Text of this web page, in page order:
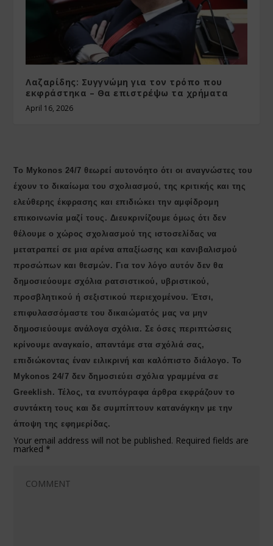
Λαζαρίδης: Συγγνώμη για τον τρόπο που
εκφράστηκα – Θα επιστρέψω τα χρήματα
April 16, 2026
Το Mykonos 24/7 θεωρεί αυτονόητο ότι οι αναγνώστες του
έχουν το δικαίωμα του σχολιασμού, της κριτικής και της
ελεύθερης έκφρασης και επιδιώκει την αμφίδρομη
επικοινωνία μαζί τους. Διευκρινίζουμε όμως ότι δεν
θέλουμε ο χώρος σχολιασμού της ιστοσελίδας να
μετατραπεί σε μια αρένα απαξίωσης και κανιβαλισμού
προσώπων και θεσμών. Για τον λόγο αυτόν δεν θα
δημοσιεύουμε σχόλια ρατσιστικού, υβριστικού,
προσβλητικού ή σεξιστικού περιεχομένου. Έτσι,
επιφυλασσόμαστε του δικαιώματός μας να μην
δημοσιεύουμε ανάλογα σχόλια. Σε όσες περιπτώσεις
κρίνουμε αναγκαίο, απαντάμε στα σχόλιά σας,
επιδιώκοντας έναν ειλικρινή και καλόπιστο διάλογο. Το
Μykonos 24/7 δεν δημοσιεύει σχόλια γραμμένα σε
Greeklish. Τέλος, τα ενυπόγραφα άρθρα εκφράζουν το
συντάκτη τους και δε συμπίπτουν κατανάγκην με την
άποψη της εφημερίδας.
Your email address will not be published. Required fields are
marked *